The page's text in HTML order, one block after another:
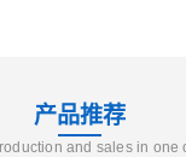
产品推荐
and sales in one